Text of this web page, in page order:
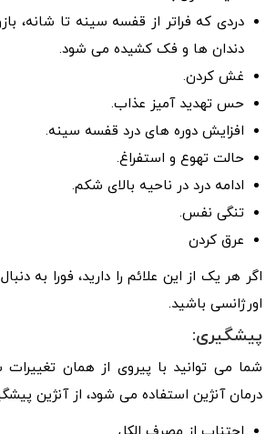
دردی که فراتر از قفسه سینه تا شانه،
دندان ها و فک کشیده می شود.
غش کردن.
حس تهدید آمیز عذاب.
افزایش دوره های درد قفسه سینه.
حالت تهوع و استفراغ.
ادامه درد در ناحیه بالای شکم.
تنگی نفس.
عرق کردن
اگر هر یک از این علائم را دارید، فورا به
اورژانسی باشید.
پیشگیری:
شما می توانید با پیروی از همان تغییرات
درمان آنژین استفاده می شود، از آنژین